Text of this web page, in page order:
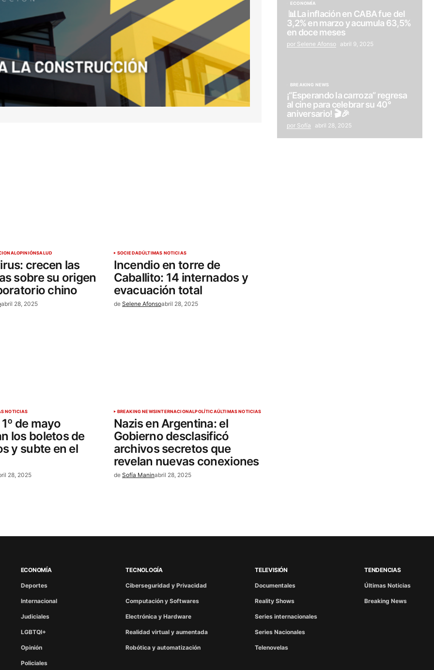
OPINIÓNSALUD
crecen las
sobre su origen
chino
abril 28, 2025
SOCIEDADÚLTIMAS NOTICIAS
Incendio en torre de
Caballito: 14 internados y
evacuación total
de Selene Afonsoabril 28, 2025
NOTICIAS
de mayo
los boletos de
y subte en el
28, 2025
BREAKING NEWSINTERNACIONALPOLÍTICAÚLTIMAS NOTICIAS
Nazis en Argentina: el
Gobierno desclasificó
archivos secretos que
revelan nuevas conexiones
de Sofía Maninabril 28, 2025
ECONOMÍA
📊La inflación en CABA fue del
3,2% en marzo y acumula 63,5%
en doce meses
por Selene Afonso abril 9, 2025
BREAKING NEWS
¡“Esperando la carroza” regresa
al cine para celebrar su 40°
aniversario! 🎬🎉
por Sofía abril 28, 2025
ECONOMÍA
Deportes
Internacional
Judiciales
LGBTQI+
Opinión
Policiales
TECNOLOGÍA
Ciberseguridad y Privacidad
Computación y Softwares
Electrónica y Hardware
Realidad virtual y aumentada
Robótica y automatización
TELEVISIÓN
Documentales
Reality Shows
Series internacionales
Series Nacionales
Telenovelas
TENDENCIAS
Últimas Noticias
Breaking News